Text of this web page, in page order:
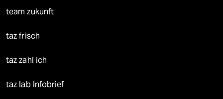
team zukunft
taz frisch
taz zahl ich
taz lab Infobrief